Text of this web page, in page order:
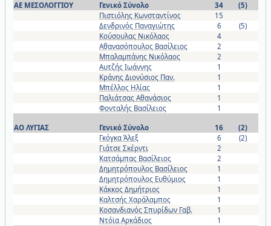
ΑΕ ΜΕΣΟΛΟΓΓΙΟΥ Γενικό Σύνολο 34
(5)
Πιστιόλης Κωνσταντίνος
15
Δενδρινός Παναγιώτης
6
(5)
Κούσουλας Νικόλαος
4
Αθανασόπουλος Βασίλειος
2
Μπαλαμπάνης Νικόλαος
2
Αυτζής Ιωάννης
1
Κράνης Διονύσιος Παν.
1
Μπέλλος Ηλίας
1
Παλιάτσας Αθανάσιος
1
Φονταλής Βασίλειος
1
ΑΟ ΛΥΓΙΑΣ Γενικό Σύνολο 16
(2)
Γκόγκα Άλεξ
6
(2)
Γιάτσε Σκέρντι
2
Κατσάμπας Βασίλειος
2
Δημητρόπουλος Βασίλειος
1
Δημητρόπουλος Ευθύμιος
1
Κάκκος Δημήτριος
1
Καλτσής Χαράλαμπος
1
Κοσανδιανός Σπυρίδων Γαβ.
1
Ντόϊα Αρκάδιος
1